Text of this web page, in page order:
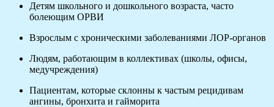
Детям школьного и дошкольного возраста, часто
болеющим ОРВИ
Взрослым с хроническими заболеваниями ЛОР-органов
Людям, работающим в коллективах (школы, офисы,
медучреждения)
Пациентам, которые склонны к частым рецидивам
ангины, бронхита и гайморита